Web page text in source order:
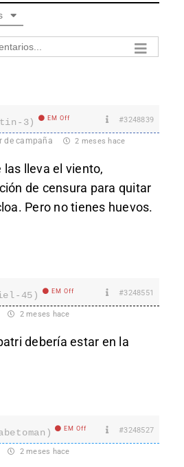
3) EM Off #3248839
de campaña 2 meses hace
lleva el viento,
de censura para quitar
Pero no tienes huevos.
45) EM Off #3248551
2 meses hace
debería estar en la
EM Off #3248527
2 meses hace